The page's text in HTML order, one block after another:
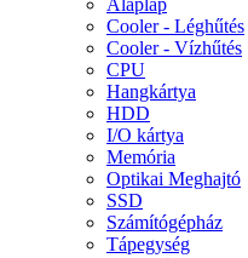
Alaplap
Cooler - Léghűtés
Cooler - Vízhűtés
CPU
Hangkártya
HDD
I/O kártya
Memória
Optikai Meghajtó
SSD
Számítógépház
Tápegység